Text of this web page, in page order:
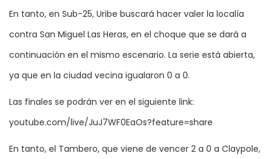
En tanto, en Sub-25, Uribe buscará hacer valer la localía
contra San Miguel Las Heras, en el choque que se dará a
continuación en el mismo escenario. La serie está abierta,
ya que en la ciudad vecina igualaron 0 a 0.
Las finales se podrán ver en el siguiente link:
youtube.com/live/JuJ7WF0EaOs?feature=share
En tanto, el Tambero, que viene de vencer 2 a 0 a Claypole,